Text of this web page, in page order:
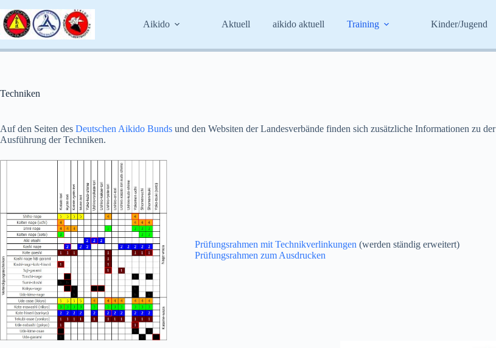
Inhalt
springen
Aikido Aktuell aikido aktuell Training Kinder/Jugend
Techniken
Auf den Seiten des Deutschen Aikido Bunds und den Websiten der Landesverbände finden sich zusätzliche Informationen zu der
Ausführung der Techniken.
Prüfungsrahmen mit Technikverlinkungen (werden ständig erweitert)
Prüfungsrahmen zum Ausdrucken